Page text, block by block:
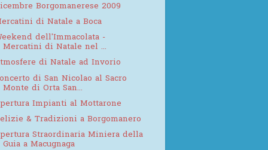
Borgomanerese 2009
di Natale a Boca
dell'Immacolata -
Mercatini di Natale nel ...
di Natale ad Invorio
di San Nicolao al Sacro
Monte di Orta San...
Impianti al Mottarone
& Tradizioni a Borgomanero
Straordinaria Miniera della
Guia a Macugnaga